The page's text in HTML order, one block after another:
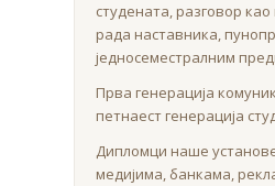
студената, разговор
рада наставника,
једносеместралним
Прва генерација
петнаест генерација
Дипломци наше
медијима, банкама,